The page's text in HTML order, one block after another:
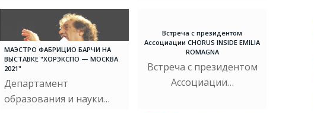
МАЭСТРО ФАБРИЦИО БАРЧИ НА
ВЫСТАВКЕ "ХОРЭКСПО — МОСКВА
2021"
Департамент
образования и науки…
Встреча с президентом
Ассоциации CHORUS INSIDE EMILIA
ROMAGNA
Встреча с президентом
Ассоциации…